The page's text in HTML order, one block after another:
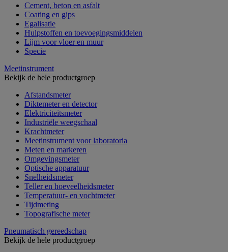
Cement, beton en asfalt
Coating en gips
Egalisatie
Hulpstoffen en toevoegingsmiddelen
Lijm voor vloer en muur
Specie
Meetinstrument
Bekijk de hele productgroep
Afstandsmeter
Diktemeter en detector
Elektriciteitsmeter
Industriële weegschaal
Krachtmeter
Meetinstrument voor laboratoria
Meten en markeren
Omgevingsmeter
Optische apparatuur
Snelheidsmeter
Teller en hoeveelheidsmeter
Temperatuur- en vochtmeter
Tijdmeting
Topografische meter
Pneumatisch gereedschap
Bekijk de hele productgroep